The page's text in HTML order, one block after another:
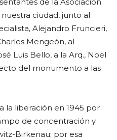
de la Asociación
ciudad, junto al
Alejandro Fruncieri,
Mengeón, al
Luis Bello, a la Arq., Noel
del monumento a las
la liberación en 1945 por
de concentración y
Birkenau; por esa